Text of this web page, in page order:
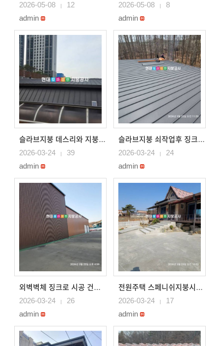
2026-05-08 |
12
admin
2026-05-08 |
8
admin
슬라브지붕 데스리와 지붕시공 징크로 지붕시공
2026-03-24 |
39
admin
슬라브지붕 쇠작업후 징크로 지붕시공
2026-03-24 |
24
admin
외벽벽체 징크로 시공 건물외벽 칼라강판으로 시공
2026-03-24 |
26
admin
전원주택 스페니쉬지붕시공 물받이시공 칼라강판지붕시공
2026-03-24 |
17
admin